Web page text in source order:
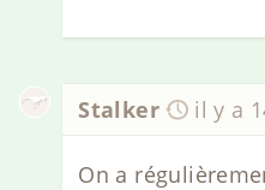
Stalker il y a
On a